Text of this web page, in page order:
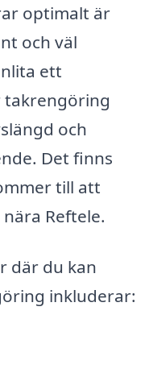
optimalt är
och väl
ett
och
Det finns
till att
Reftele.
där du kan
inkluderar: